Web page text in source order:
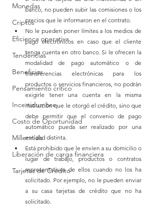
Monedas
Criptos
Eficienca operativa
Tendencias
Beneficios
Pensamiento crítico
Incertidumbre
Costo de Oportunidad
Millennials
Liberación de carga financiera
Tarjetas de Crédito
banco, no pueden subir las comisiones o los
precios que le informaron en el contrato.
No le pueden poner límites a los medios de
pago electrónicos en caso que el cliente
tenga cuenta en otro banco. Si le ofrecen la
modalidad de pago automático o de
transferencias electrónicas para los
productos o servicios financieros, no podrán
exigirle tener una cuenta en la misma
institución que le otorgó el crédito, sino que
debe permitir que el convenio de pago
automático pueda ser realizado por una
entidad distinta.
Está prohibido que le envíen a su domicilio o
lugar de trabajo, productos o contratos
representativos de ellos cuando no los ha
solicitado. Por ejemplo, no le pueden enviar
a su casa tarjetas de crédito que no ha
solicitado.